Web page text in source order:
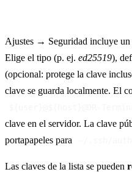
Ajustes → Seguridad incluye un
Elige el tipo (p. ej. ed25519),
(opcional: protege la clave
clave se guarda localmente. El
clave en el servidor. La clave
portapapeles para
Las claves de la lista se pueden